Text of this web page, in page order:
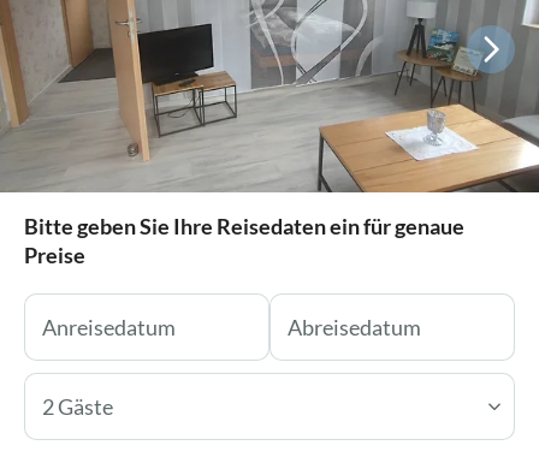
Bitte geben Sie Ihre Reisedaten ein für genaue
Preise
2 Gäste